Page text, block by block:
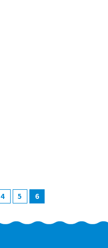
4 5 6